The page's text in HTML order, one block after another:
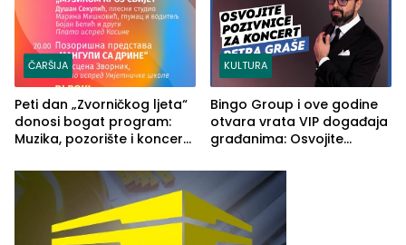
ČARŠIJA
Peti dan „Zvorničkog ljeta“
donosi bogat program:
Muzika, pozorište i koncert
KULTURA
Bingo Group i ove godine
otvara vrata VIP događaja
građanima: Osvojite
Graše